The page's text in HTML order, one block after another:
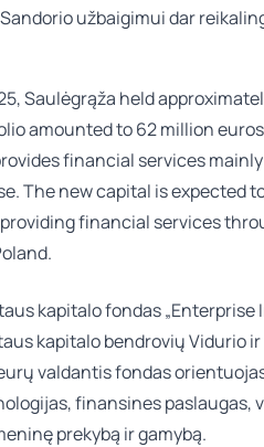
užbaigimui dar
Saulėgrąža held
amounted to 62 million
financial services
The new capital is expected
financial services
kapitalo fondas „Enterprise
kapitalo bendrovių Vidurio
valdantis fondas
finansines paslaugas,
prekybą ir gamybą.